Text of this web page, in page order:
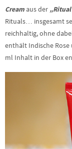
Cream aus der
Rituals… insgesamt
reichhaltig, ohne
enthält Indische Rose
ml Inhalt in der Box